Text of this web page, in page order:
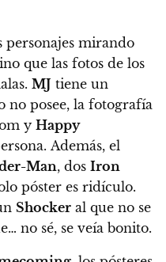
personajes mirando
que las fotos de los
MJ tiene un
no posee, la fotografía
y Happy
Además, el
Man, dos Iron
póster es ridículo.
Shocker al que no se
no sé, se veía bonito.